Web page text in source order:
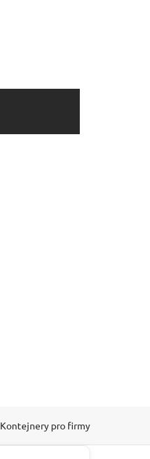
Kontejnery pro firmy